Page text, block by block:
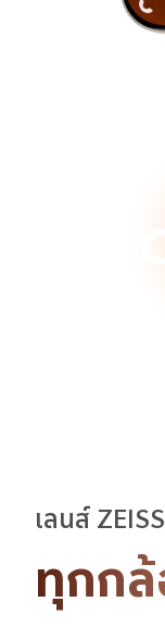
เลนส์ ZEISS
ทุกก